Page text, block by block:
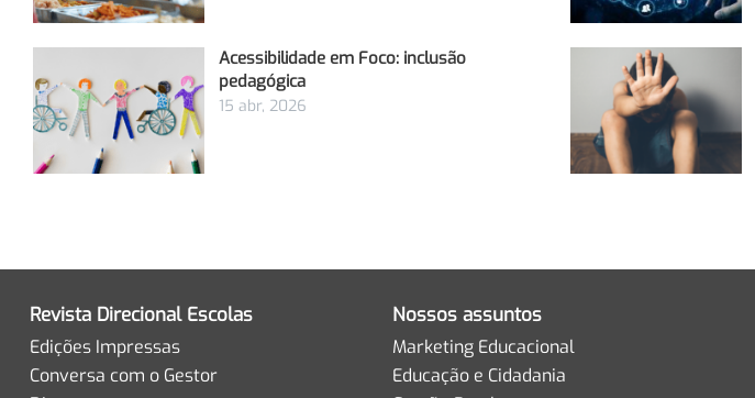
Acessibilidade em Foco: inclusão
pedagógica
15 abr, 2026
Revista Direcional Escolas
Edições Impressas
Conversa com o Gestor
Nossos assuntos
Marketing Educacional
Educação e Cidadania